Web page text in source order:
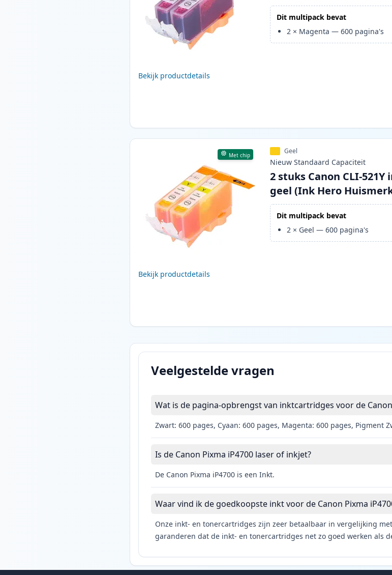
Bekijk productdetails
Dit multipack bevat
2 × Magenta —600 pagina's
Met chip
Bekijk productdetails
Geel
Nieuw Standaard Capaciteit
2 stuks Canon CLI-
geel (Ink Hero
Dit multipack bevat
2 × Geel —600 pagina's
Veelgestelde vragen
Wat is de pagina-opbrengst van inktcartridges voor de Canon
Zwart: 600 pages, Cyaan: 600 pages, Magenta: 600 pages, Pigment
Is de Canon Pixma iP4700 laser of inkjet?
De Canon Pixma iP4700 is een Inkt.
Waar vind ik de goedkoopste inkt voor de Canon Pixma
Onze inkt- en tonercartridges zijn zeer betaalbaar in vergelijking
garanderen dat de inkt- en tonercartridges net zo goed werken als